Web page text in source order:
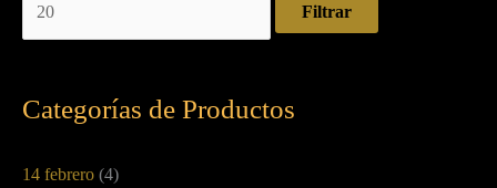
Filtrar
Categorías de Productos
14 febrero (4)